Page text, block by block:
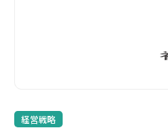
経営戦略